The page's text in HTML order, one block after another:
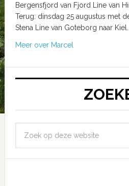
Bergensfjord van Fjord Line van
Terug: dinsdag 25 augustus met
Stena Line van Goteborg naar
Meer over Marcel